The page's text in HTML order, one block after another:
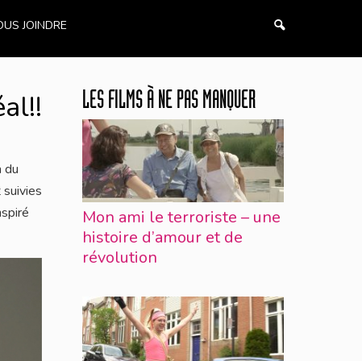
JOINDRE
du
LES FILMS À NE PAS MANQUER
Mon ami le terroriste – une
histoire d’amour et de
révolution